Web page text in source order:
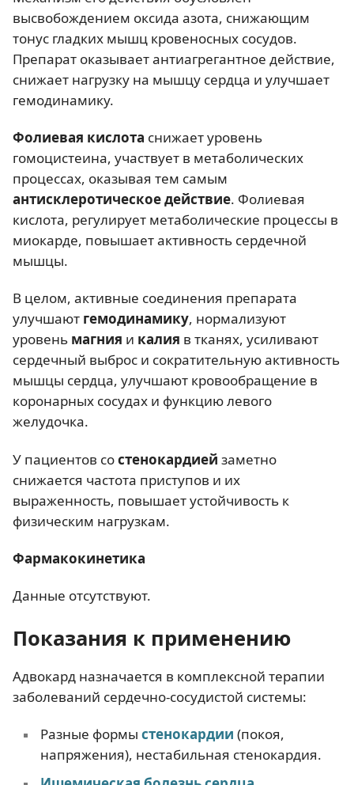
высвобождением оксида азота, снижающим
тонус гладких мышц кровеносных сосудов.
Препарат оказывает антиагрегантное действие,
снижает нагрузку на мышцу сердца и улучшает
гемодинамику.
Фолиевая кислота снижает уровень
гомоцистеина, участвует в метаболических
процессах, оказывая тем самым
антисклеротическое действие. Фолиевая
кислота, регулирует метаболические процессы в
миокарде, повышает активность сердечной
мышцы.
В целом, активные соединения препарата
улучшают гемодинамику, нормализуют
уровень магния и калия в тканях, усиливают
сердечный выброс и сократительную активность
мышцы сердца, улучшают кровообращение в
коронарных сосудах и функцию левого
желудочка.
У пациентов состенокардией заметно
снижается частота приступов и их
выраженность, повышает устойчивость к
физическим нагрузкам.
Фармакокинетика
Данные отсутствуют.
Показания к применению
Адвокард назначается в комплексной терапии
заболеваний сердечно-сосудистой системы:
Разные формы стенокардии (покоя,
напряжения), нестабильная стенокардия.